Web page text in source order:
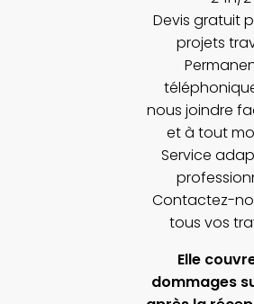
Devis gratuit
projets
nous joindre
et à tout
Service
Contactez-
tous vos
Elle
dommages